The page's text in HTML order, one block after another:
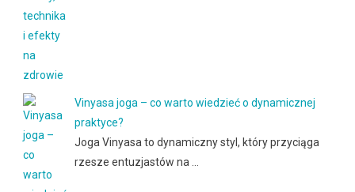
Vinyasa joga – co warto wiedzieć o dynamicznej
praktyce?
Joga Vinyasa to dynamiczny styl, który przyciąga
rzesze entuzjastów na …